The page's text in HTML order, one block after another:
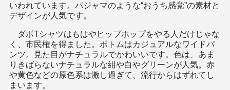
いわれています。パジャマのような“おうち感覚”の素材と
デザインが人気です。
ダボTシャツはもはやヒップホップをやる人だけじゃな
く、市民権を得ました。ボトムはカジュアルなワイドパ
ンツ。見た目がナチュラルでかわいいです。色は、あま
りきばらないナチュラルな紺や白やグリーンが人気。赤
や黄色などの原色系は激し過ぎて、流行からはずれてし
まいます。